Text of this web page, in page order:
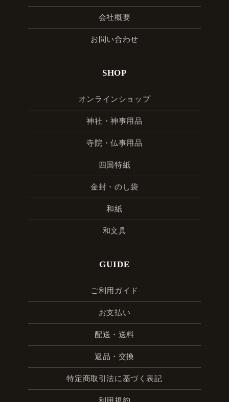
会社概要
お問い合わせ
SHOP
オンラインショップ
神社・神事用品
寺院・仏事用品
四国特紙
金封・のし袋
和紙
和文具
GUIDE
ご利用ガイド
お支払い
配送・送料
返品・交換
特定商取引法に基づく表記
利用規約